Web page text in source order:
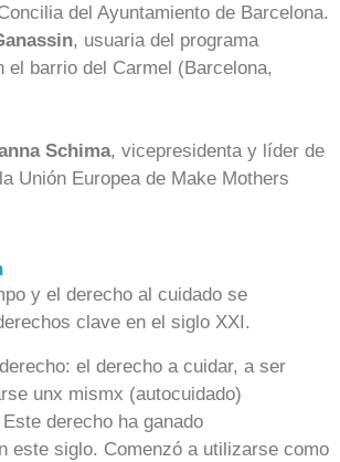
del Ayuntamiento de Barcelona.
, usuaria del programa
el barrio del Carmel (Barcelona,
Schima, vicepresidenta y líder de
Unión Europea de Make Mothers
y el derecho al cuidado se
clave en el siglo XXI.
el derecho a cuidar, a ser
unx mismx (autocuidado)
derecho ha ganado
este siglo. Comenzó a utilizarse como